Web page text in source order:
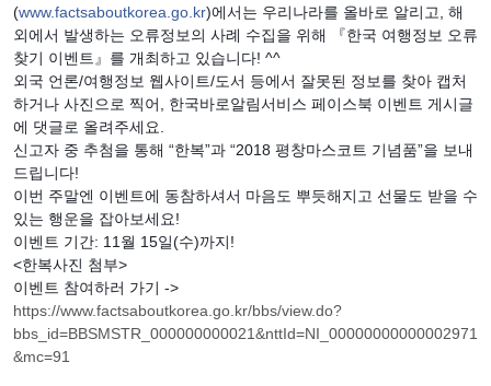
(www.factsaboutkorea.go.kr)에서는 우리나라를 올바로 알리고
해
외에서 발생하는 오류정보의 사례 수집을 위해 『한국 여행정보 오류
찾기 이벤트』를 개최하고 있습니다! ^^
외국 언론/여행정보 웹사이트/도서 등에서 잘못된 정보를 찾아 캡처
하거나 사진으로 찍어 한국바로알림서비스 페이스북 이벤트 게시글
에 댓글로 올려주세요
신고자 중 추첨을 통해 “한복”과 “2018 평창마스코트 기념품”을 보내
드립니다!
이번 주말엔 이벤트에 동참하셔서 마음도 뿌듯해지고 선물도 받을 수
있는 행운을 잡아보세요!
이벤트 기간: 11 월 15일(수)까지!
<한복사진 첨부>
이벤트 참여하러 가기 ->
https://www.factsaboutkorea.go.kr/bbs/view.do?
bbs_id=BBSMSTR_000000000021&nttId=NI_00000000000002971
&mc=91